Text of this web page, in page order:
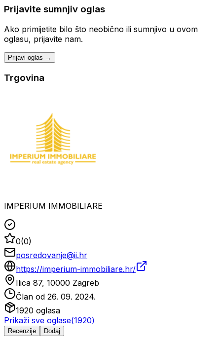
Prijavite sumnjiv oglas
Ako primijetite bilo što neobično ili sumnjivo u ovom
oglasu, prijavite nam.
Prijavi oglas →
Trgovina
IMPERIUM IMMOBILIARE
0(0)
posredovanje@ii.hr
https://imperium-immobiliare.hr/
Ilica 87, 10000 Zagreb
Član od 26. 09. 2024.
1920 oglasa
Prikaži sve oglase(1920)
Recenzije Dodaj